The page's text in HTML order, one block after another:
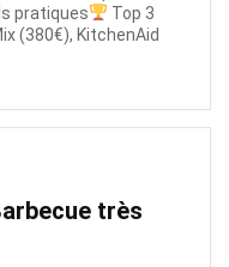
pratiques
Top 3
(380€), KitchenAid
très